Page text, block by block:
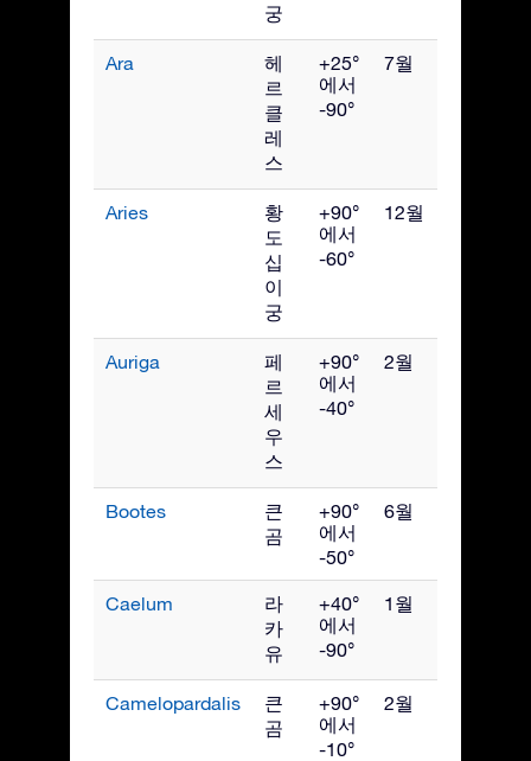
궁
Ara
헤
르
클
레
스
+25°
에서
-90°
7월
Aries
황
도
십
이
궁
+90°
에서
-60°
12월
Auriga
페
르
세
우
스
+90°
에서
-40°
2월
Bootes
큰
곰
+90°
에서
-50°
6월
Caelum
라
카
유
+40°
에서
-90°
1월
Camelopardalis
큰
곰
+90°
에서
-10°
2월